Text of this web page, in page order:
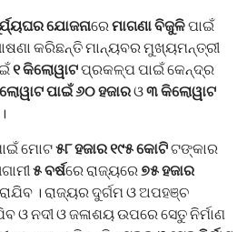
ଯୋଜନାରେ ମାଗଣା ବିଜୁଳିପାଇଁ
କରିଛନ୍ତି ମାନ୍ୟବର ମୁଖ୍ୟମନ୍ତ୍ରୀ
୧ କିଲୋୱାଟପ୍ରକଳ୍ପ ପାଇଁ କେନ୍ଦ୍ର
ପାଇଁ ୬୦ ହଜାରଓ୩ କିଲୋୱାଟ
ମୋଟ୫୮ ହଜାର ୧୯୫ କୋଟିଟଙ୍କାର
୫ ବର୍ଷରେ ରାଜ୍ୟରେ ୭୫ ହଜାର
। ରାଜ୍ୟର ଦୁର୍ଗମ ଓ ଅପହଞ୍ଚ
ଓ ନଦୀ ଓ ଜଳାଶୟ ଉପରେ ସେତୁ ନିର୍ମାଣ